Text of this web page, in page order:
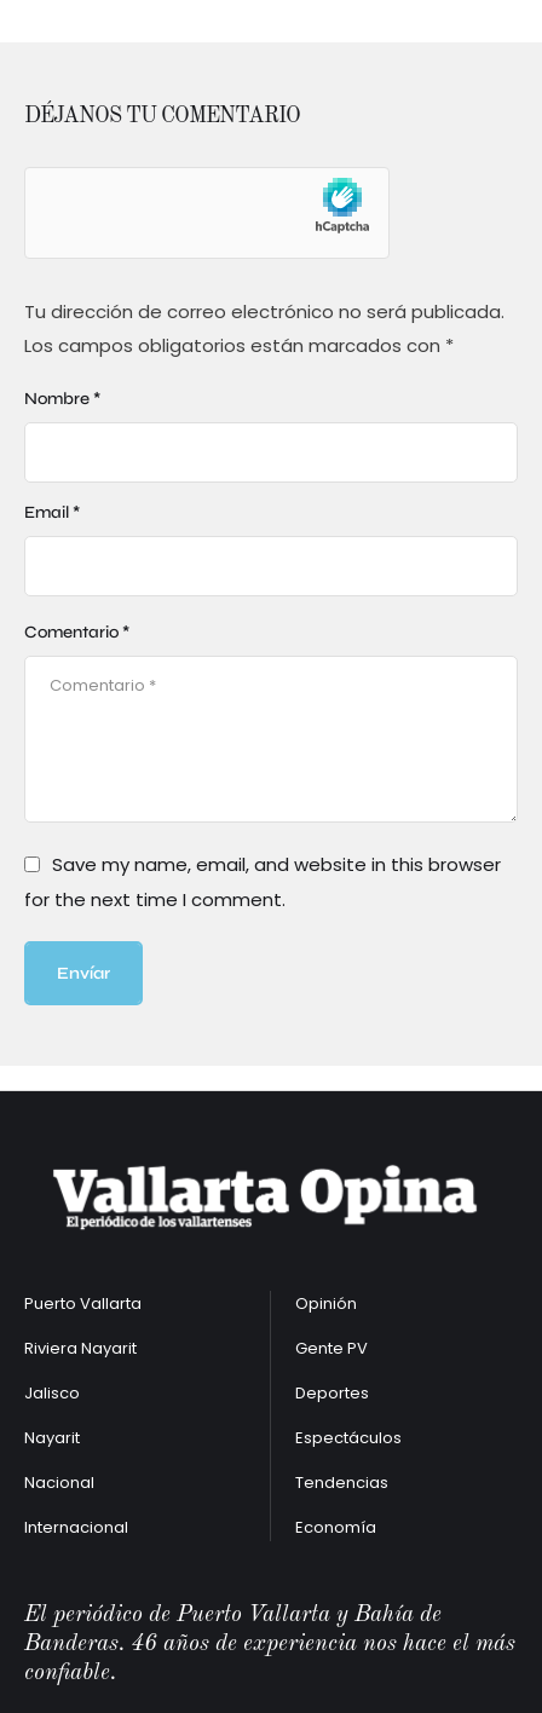
DÉJANOS TU COMENTARIO
Tu dirección de correo electrónico no será publicada.
Los campos obligatorios están marcados con *
Comentario *
Nombre *
Email *
Save my name, email, and website in this browser
for the next time I comment.
Envíar
Puerto Vallarta
Riviera Nayarit
Jalisco
Nayarit
Nacional
Internacional
Opinión
Gente PV
Deportes
Espectáculos
Tendencias
Economía
El periódico de Puerto Vallarta y Bahía de
Banderas. 46 años de experiencia nos hace el más
confiable.